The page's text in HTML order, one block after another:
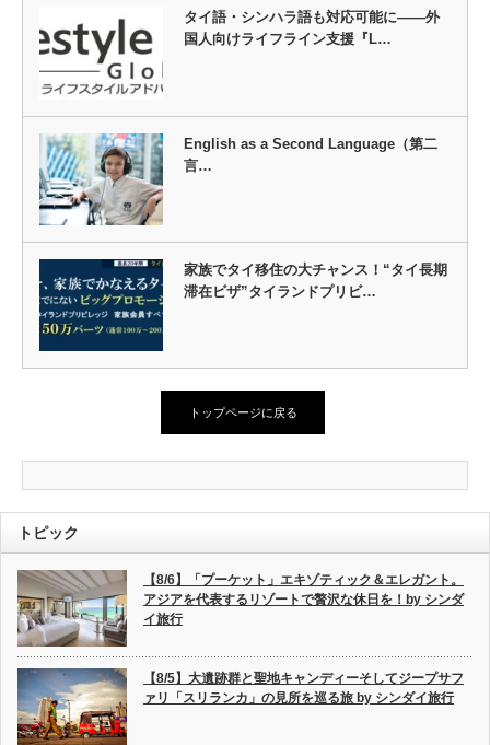
タイ語・シンハラ語も対応可能に――外
国人向けライフライン支援『L…
English as a Second Language（第二
言…
家族でタイ移住の大チャンス！“タイ長期
滞在ビザ”タイランドプリビ…
トップページに戻る
トピック
【8/6】「プーケット」エキゾティック＆エレガント。
アジアを代表するリゾートで贅沢な休日を！by シンダ
イ旅行
【8/5】大遺跡群と聖地キャンディーそしてジープサフ
ァリ「スリランカ」の見所を巡る旅 by シンダイ旅行